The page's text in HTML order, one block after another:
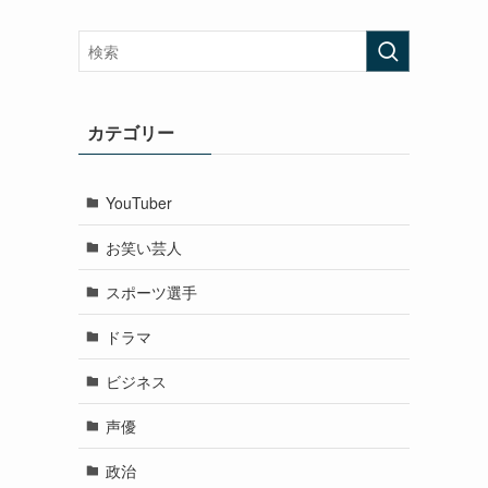
カテゴリー
YouTuber
お笑い芸人
スポーツ選手
ドラマ
ビジネス
声優
政治